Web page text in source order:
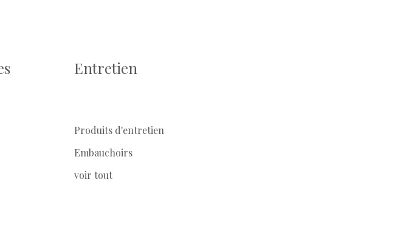
Entretien
Produits d'entretien
Embauchoirs
voir tout